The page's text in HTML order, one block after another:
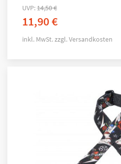
UVP:14,50€
11,90€
inkl. MwSt.zzgl.Versandkosten